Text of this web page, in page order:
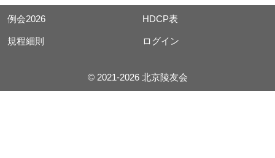
例会2026 HDCP表
規程細則 ログイン
© 2021-2026 北京陵友会